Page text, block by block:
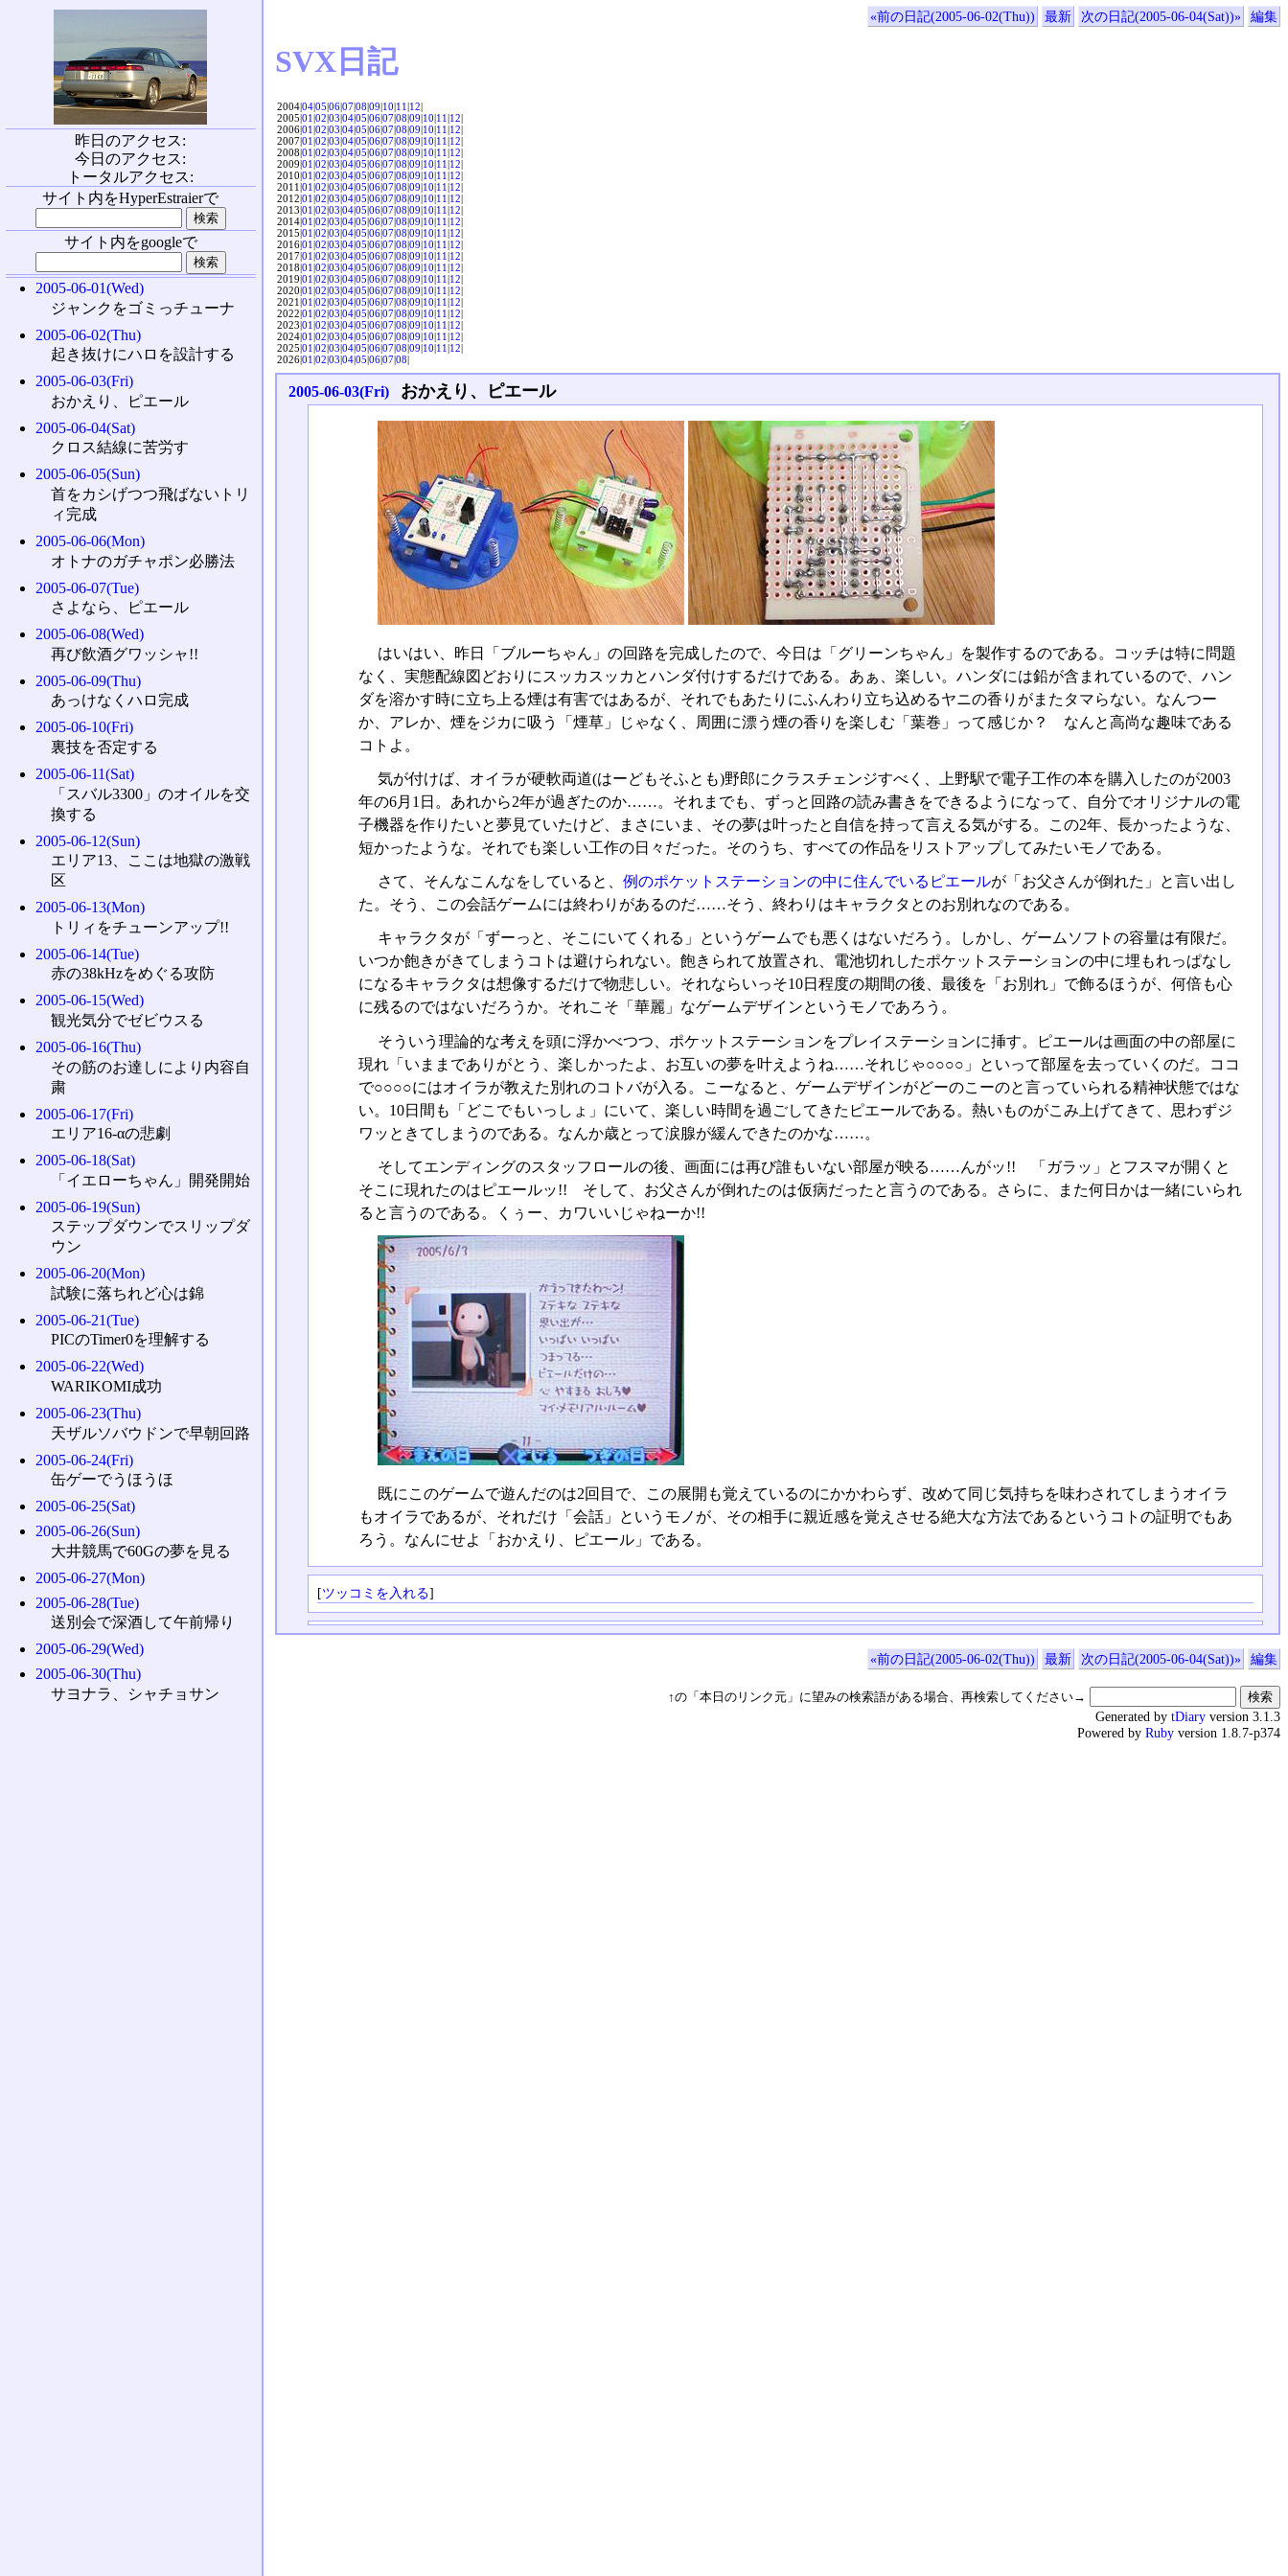
«前の日記(2005-06-02(Thu)) 最新 次の日記(2005-06-04(Sat))» 編集
SVX日記
2004|04|05|06|07|08|09|10|11|12|
2005|01|02|03|04|05|06|07|08|09|10|11|12|
2006|01|02|03|04|05|06|07|08|09|10|11|12|
2007|01|02|03|04|05|06|07|08|09|10|11|12|
2008|01|02|03|04|05|06|07|08|09|10|11|12|
2009|01|02|03|04|05|06|07|08|09|10|11|12|
2010|01|02|03|04|05|06|07|08|09|10|11|12|
2011|01|02|03|04|05|06|07|08|09|10|11|12|
2012|01|02|03|04|05|06|07|08|09|10|11|12|
2013|01|02|03|04|05|06|07|08|09|10|11|12|
2014|01|02|03|04|05|06|07|08|09|10|11|12|
2015|01|02|03|04|05|06|07|08|09|10|11|12|
2016|01|02|03|04|05|06|07|08|09|10|11|12|
2017|01|02|03|04|05|06|07|08|09|10|11|12|
2018|01|02|03|04|05|06|07|08|09|10|11|12|
2019|01|02|03|04|05|06|07|08|09|10|11|12|
2020|01|02|03|04|05|06|07|08|09|10|11|12|
2021|01|02|03|04|05|06|07|08|09|10|11|12|
2022|01|02|03|04|05|06|07|08|09|10|11|12|
2023|01|02|03|04|05|06|07|08|09|10|11|12|
2024|01|02|03|04|05|06|07|08|09|10|11|12|
2025|01|02|03|04|05|06|07|08|09|10|11|12|
2026|01|02|03|04|05|06|07|08|
2005-06-03(Fri) おかえり、ピエール
はいはい、昨日「ブルーちゃん」の回路を完成したので、今日は「グリーンちゃん」を製作するのである。コッチは特に問題
なく、実態配線図どおりにスッカスッカとハンダ付けするだけである。あぁ、楽しい。ハンダには鉛が含まれているので、ハン
ダを溶かす時に立ち上る煙は有害ではあるが、それでもあたりにふんわり立ち込めるヤニの香りがまたタマらない。なんつー
か、アレか、煙をジカに吸う「煙草」じゃなく、周囲に漂う煙の香りを楽しむ「葉巻」って感じか？ なんと高尚な趣味である
コトよ。
気が付けば、オイラが硬軟両道(はーどもそふとも)野郎にクラスチェンジすべく、上野駅で電子工作の本を購入したのが2003
年の6月1日。あれから2年が過ぎたのか……。それまでも、ずっと回路の読み書きをできるようになって、自分でオリジナルの電
子機器を作りたいと夢見ていたけど、まさにいま、その夢は叶ったと自信を持って言える気がする。この2年、長かったような、
短かったような。それでも楽しい工作の日々だった。そのうち、すべての作品をリストアップしてみたいモノである。
さて、そんなこんなをしていると、 例のポケットステーションの中に住んでいるピエールが「お父さんが倒れた」と言い出し
た。そう、この会話ゲームには終わりがあるのだ……そう、終わりはキャラクタとのお別れなのである。
キャラクタが「ずーっと、そこにいてくれる」というゲームでも悪くはないだろう。しかし、ゲームソフトの容量は有限だ。
いつか飽きがきてしまうコトは避けられない。飽きられて放置され、電池切れしたポケットステーションの中に埋もれっぱなし
になるキャラクタは想像するだけで物悲しい。それならいっそ10日程度の期間の後、最後を「お別れ」で飾るほうが、何倍も心
に残るのではないだろうか。それこそ「華麗」なゲームデザインというモノであろう。
そういう理論的な考えを頭に浮かべつつ、ポケットステーションをプレイステーションに挿す。ピエールは画面の中の部屋に
現れ「いままでありがとう、楽しかったよ、お互いの夢を叶えようね……それじゃ○○○○」といって部屋を去っていくのだ。ココ
で○○○○にはオイラが教えた別れのコトバが入る。こーなると、ゲームデザインがどーのこーのと言っていられる精神状態ではな
い。10日間も「どこでもいっしょ」にいて、楽しい時間を過ごしてきたピエールである。熱いものがこみ上げてきて、思わずジ
ワッときてしまうのである。なんか歳とって涙腺が緩んできたのかな……。
そしてエンディングのスタッフロールの後、画面には再び誰もいない部屋が映る……んがッ!! 「ガラッ」とフスマが開くと
そこに現れたのはピエールッ!! そして、お父さんが倒れたのは仮病だったと言うのである。さらに、また何日かは一緒にいられ
ると言うのである。くぅー、カワいいじゃねーか!!
既にこのゲームで遊んだのは2回目で、この展開も覚えているのにかかわらず、改めて同じ気持ちを味わされてしまうオイラ
もオイラであるが、それだけ「会話」というモノが、その相手に親近感を覚えさせる絶大な方法であるというコトの証明でもあ
ろう。なんにせよ「おかえり、ピエール」である。
[ツッコミを入れる]
«前の日記(2005-06-02(Thu)) 最新 次の日記(2005-06-04(Sat))» 編集
↑の「本日のリンク元」に望みの検索語がある場合、再検索してください→
昨日のアクセス:
今日のアクセス:
トータルアクセス:
サイト内をHyperEstraierで
サイト内をgoogleで
2005-06-01(Wed)
ジャンクをゴミっチューナ
2005-06-02(Thu)
起き抜けにハロを設計する
2005-06-03(Fri)
おかえり、ピエール
2005-06-04(Sat)
クロス結線に苦労す
2005-06-05(Sun)
首をカシげつつ飛ばないトリ
ィ完成
2005-06-06(Mon)
オトナのガチャポン必勝法
2005-06-07(Tue)
さよなら、ピエール
2005-06-08(Wed)
再び飲酒グワッシャ!!
2005-06-09(Thu)
あっけなくハロ完成
2005-06-10(Fri)
裏技を否定する
2005-06-11(Sat)
「スバル3300」のオイルを交
換する
2005-06-12(Sun)
エリア13、ここは地獄の激戦
区
2005-06-13(Mon)
トリィをチューンアップ!!
2005-06-14(Tue)
赤の38kHzをめぐる攻防
2005-06-15(Wed)
観光気分でゼビウスる
2005-06-16(Thu)
その筋のお達しにより内容自
粛
2005-06-17(Fri)
エリア16-αの悲劇
2005-06-18(Sat)
「イエローちゃん」開発開始
2005-06-19(Sun)
ステップダウンでスリップダ
ウン
2005-06-20(Mon)
試験に落ちれど心は錦
2005-06-21(Tue)
PICのTimer0を理解する
2005-06-22(Wed)
WARIKOMI成功
2005-06-23(Thu)
天ザルソバウドンで早朝回路
2005-06-24(Fri)
缶ゲーでうほうほ
2005-06-25(Sat)
2005-06-26(Sun)
大井競馬で60Gの夢を見る
2005-06-27(Mon)
2005-06-28(Tue)
送別会で深酒して午前帰り
2005-06-29(Wed)
2005-06-30(Thu)
サヨナラ、シャチョサン
Generated by tDiary version 3.1.3
Powered by Ruby version 1.8.7-p374